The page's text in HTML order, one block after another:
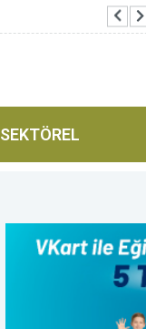
SEKTÖREL